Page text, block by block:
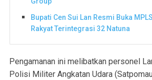
Bupati Cen Sui Lan Resmi Buka
Rakyat Terintegrasi 32 Natuna
Pengamanan ini melibatkan personel
Polisi Militer Angkatan Udara